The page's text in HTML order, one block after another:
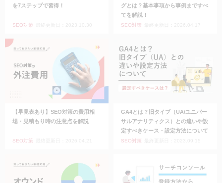
を7ステップで習得！
SEO対策
グとは？基本事項から事例まですべ
てを解説！
SEO対策
【早見表あり】SEO対策の費用相
場・見積もり時の注意点を解説
SEO対策
GA4とは？旧タイプ（UA/ユニバー
サルアナリティクス）との違いや設
定すべきケース・設定方法について
SEO対策